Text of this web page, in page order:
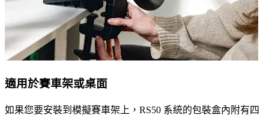
適用於賽車架或桌面
如果您要安裝到模擬賽車架上，RS50 系統的包裝盒內附有四